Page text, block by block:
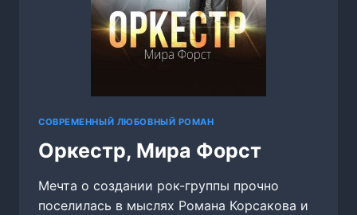
СОВРЕМЕННЫЙ ЛЮБОВНЫЙ РОМАН
Оркестр, Мира Форст
Мечта о создании рок-группы прочно
поселилась в мыслях Романа Корсакова и